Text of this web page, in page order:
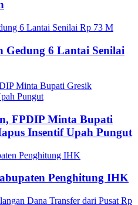
Gedung 6 Lantai Senilai
FPDIP Minta Bupati
Insentif Upah Pungut
Penghitung IHK